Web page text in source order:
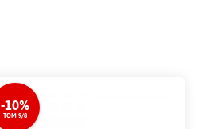
-10%
TOM 9/8